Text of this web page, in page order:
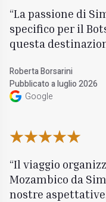
La passione di
specifico per il
questa
Roberta Borsarini
Pubblicato a luglio 2026
Google
Il viaggio
Mozambico da
nostre